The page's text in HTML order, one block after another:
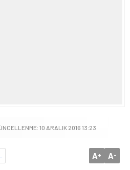
10 ARALIK 2016 13:23
A+ A-